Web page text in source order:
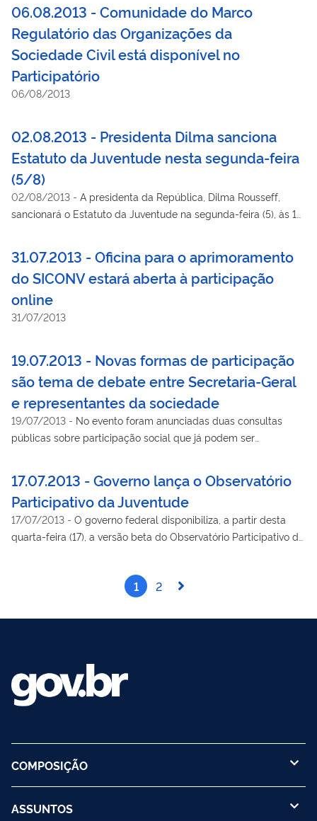
06.08.2013 - Comunidade do Marco
Regulatório das Organizações da
Sociedade Civil está disponível no
Participatório
06/08/2013
02.08.2013 - Presidenta Dilma sanciona
Estatuto da Juventude nesta segunda-feira
(5/8)
02/08/2013 - A presidenta da República, Dilma Rousseff,
sancionará o Estatuto da Juventude na segunda-feira (5), às 15
31.07.2013 - Oficina para o aprimoramento
do SICONV estará aberta à participação
online
31/07/2013
19.07.2013 - Novas formas de participação
são tema de debate entre Secretaria-Geral
e representantes da sociedade
19/07/2013 - No evento foram anunciadas duas consultas
públicas sobre participação social que já podem ser
17.07.2013 - Governo lança o Observatório
Participativo da Juventude
17/07/2013 - O governo federal disponibiliza, a partir desta
quarta-feira (17), a versão beta do Observatório Participativo da
1 2
COMPOSIÇÃO
ASSUNTOS